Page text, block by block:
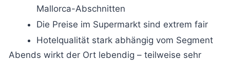
Mallorca-Abschnitten
Die Preise im Supermarkt sind extrem fair
Hotelqualität stark abhängig vom Segment
Abends wirkt der Ort lebendig – teilweise sehr